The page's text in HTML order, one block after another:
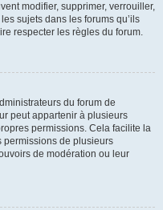
modifier, supprimer, verrouiller,
sujets dans les forums qu’ils
respecter les règles du forum.
du forum de
peut appartenir à plusieurs
permissions. Cela facilite la
permissions de plusieurs
de modération ou leur